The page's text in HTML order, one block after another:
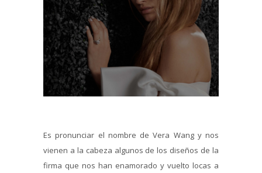
Es pronunciar el nombre de Vera Wang y nos
vienen a la cabeza algunos de los diseños de la
firma que nos han enamorado y vuelto locas a